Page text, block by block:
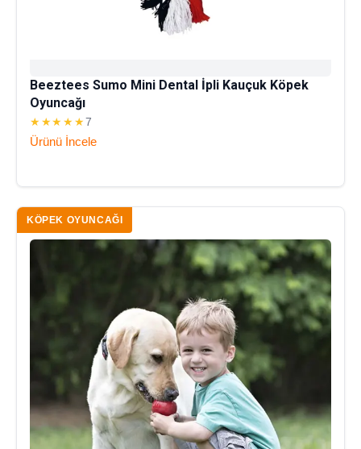
Beeztees Sumo Mini Dental İpli Kauçuk Köpek
Oyuncağı
★★★★★7
Ürünü İncele
KÖPEK OYUNCAĞI